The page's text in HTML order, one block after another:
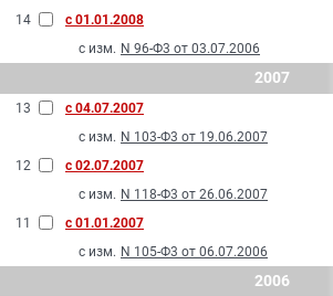
14
с 01.01.2008
с изм. N 96-Ф3 от 03.07.2006
2007
13
с 04.07.2007
с изм. N 103-Ф3 от 19.06.2007
12
с 02.07.2007
с изм. N 118-Ф3 от 26.06.2007
11
с 01.01.2007
с изм. N 105-Ф3 от 06.07.2006
2006